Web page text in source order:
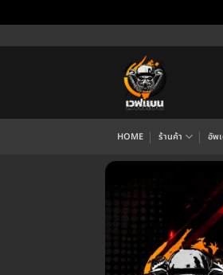
ไป
HOME ร้านค้า อัพ